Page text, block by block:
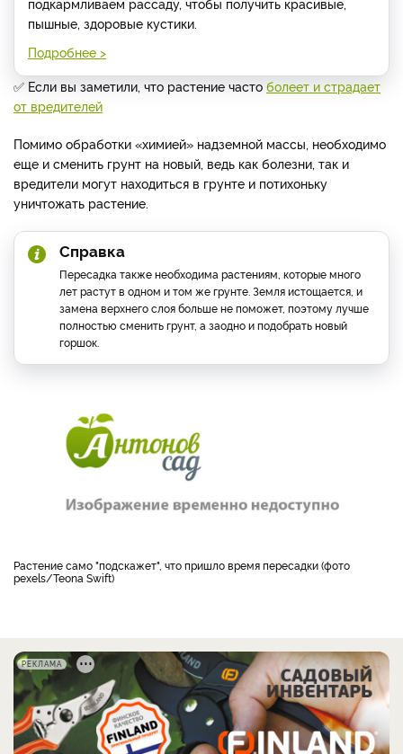
пышные, здоровые кустики.
Подробнее >
✅ Если вы заметили, что растение часто болеет и страдает
от вредителей
Помимо обработки «химией» надземной массы, необходимо
еще и сменить грунт на новый, ведь как болезни, так и
вредители могут находиться в грунте и потихоньку
уничтожать растение.
Справка
Пересадка также необходима растениям, которые много
лет растут в одном и том же грунте. Земля истощается, и
замена верхнего слоя больше не поможет, поэтому лучше
полностью сменить грунт, а заодно и подобрать новый
горшок.
Растение само "подскажет", что пришло время пересадки (фото
pexels/Teona Swift)
РЕКЛАМА